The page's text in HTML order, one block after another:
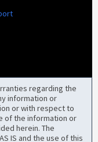
regarding the
information or
or with respect to
of the information or
herein. The
IS and the use of this